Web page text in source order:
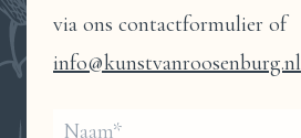
via ons contactformulier of
info@kunstvanroosenburg.nl